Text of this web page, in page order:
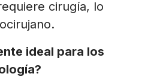
cirugía, lo
ideal para los